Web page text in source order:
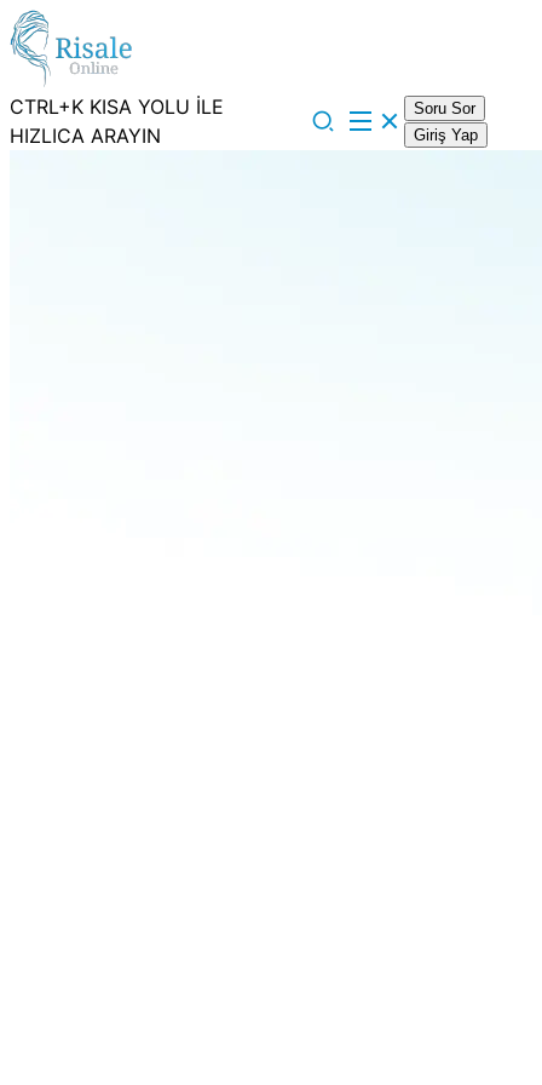
CTRL+K KISA YOLU İLE
HIZLICA ARAYIN
Soru Sor
Giriş Yap